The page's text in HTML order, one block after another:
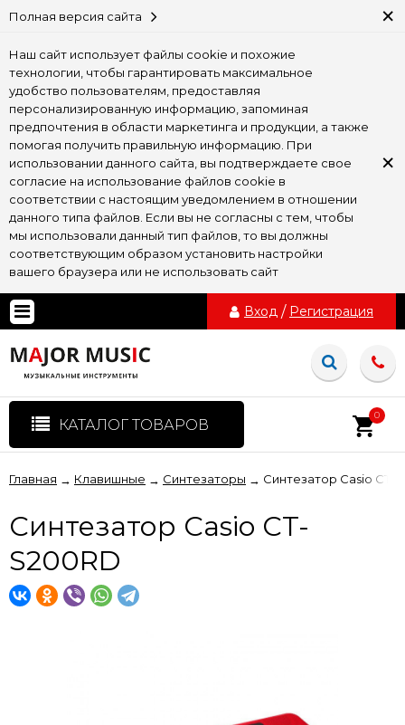
Полная версия сайта ×
Наш сайт использует файлы cookie и похожие
технологии, чтобы гарантировать максимальное
удобство пользователям, предоставляя
персонализированную информацию, запоминая
предпочтения в области маркетинга и продукции, а также
помогая получить правильную информацию. При
использовании данного сайта, вы подтверждаете свое
согласие на использование файлов cookie в
соответствии с настоящим уведомлением в отношении
данного типа файлов. Если вы не согласны с тем, чтобы
мы использовали данный тип файлов, то вы должны
соответствующим образом установить настройки
вашего браузера или не использовать сайт
×
Вход / Регистрация
КАТАЛОГ ТОВАРОВ
0
Главная → Клавишные → Синтезаторы → Синтезатор Casio CT-
Синтезатор Casio CT-
S200RD